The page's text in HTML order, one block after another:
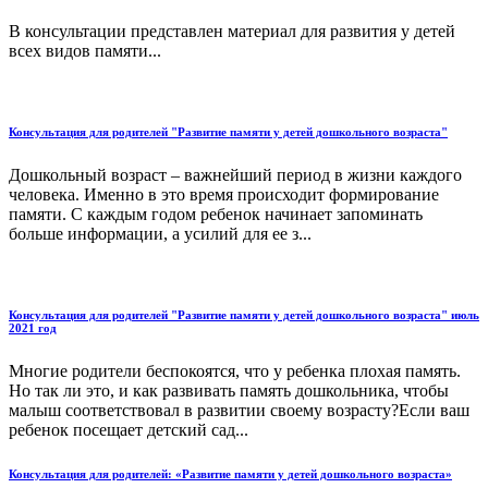
В консультации представлен материал для развития у детей
всех видов памяти...
Консультация для родителей "Развитие памяти у детей дошкольного возраста"
Дошкольный возраст – важнейший период в жизни каждого
человека. Именно в это время происходит формирование
памяти. С каждым годом ребенок начинает запоминать
больше информации, а усилий для ее з...
Консультация для родителей "Развитие памяти у детей дошкольного возраста" июль
2021 год
Многие родители беспокоятся, что у ребенка плохая память.
Но так ли это, и как развивать память дошкольника, чтобы
малыш соответствовал в развитии своему возрасту?Если ваш
ребенок посещает детский сад...
Консультация для родителей: «Развитие памяти у детей дошкольного возраста»